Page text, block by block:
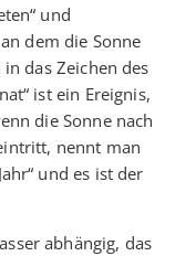
und
dem die Sonne
das Zeichen des
ist ein Ereignis,
die Sonne nach
nennt man
und es ist der
abhängig, das